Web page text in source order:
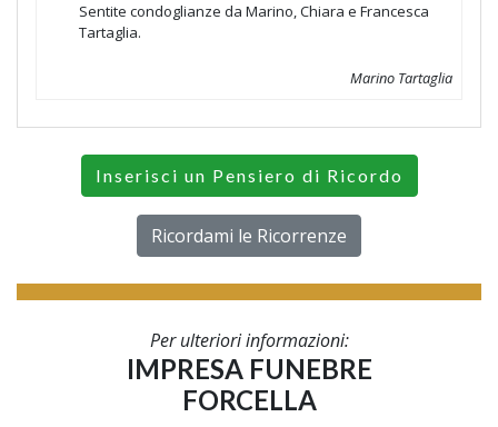
Sentite condoglianze da Marino, Chiara e Francesca
Tartaglia.
Marino Tartaglia
Inserisci un Pensiero di Ricordo
Ricordami le Ricorrenze
Per ulteriori informazioni:
IMPRESA FUNEBRE
FORCELLA